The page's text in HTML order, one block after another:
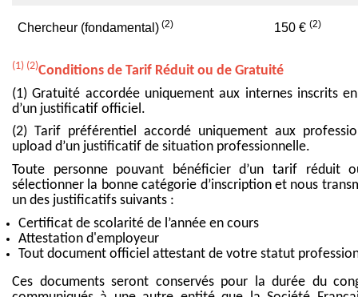
Chercheur (fondamental) (2) 150 € (2)
(1) (2)Conditions de Tarif Réduit ou de Gratuité
(1) Gratuité accordée uniquement aux internes inscrits
d’un justificatif officiel.
(2) Tarif préférentiel accordé uniquement aux
upload d’un justificatif de situation professionnelle.
Toute personne pouvant bénéficier d’un tarif réduit
sélectionner la bonne catégorie d’inscription et nous
un des justificatifs suivants :
Certificat de scolarité de l’année en cours
Attestation d'employeur
Tout document officiel attestant de votre statut
Ces documents seront conservés pour la durée du